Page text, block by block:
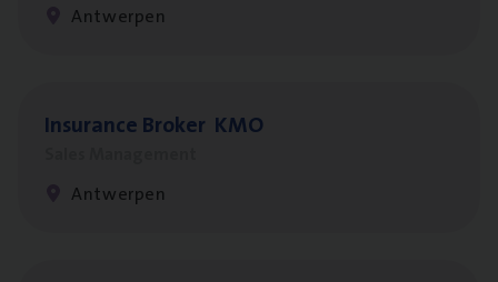
Antwerpen
Insu­ran­ce Bro­ker KMO
Antwerpen